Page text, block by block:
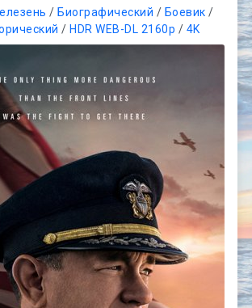
/Биографический / Боевик /
/HDR WEB-DL 2160p / 4K